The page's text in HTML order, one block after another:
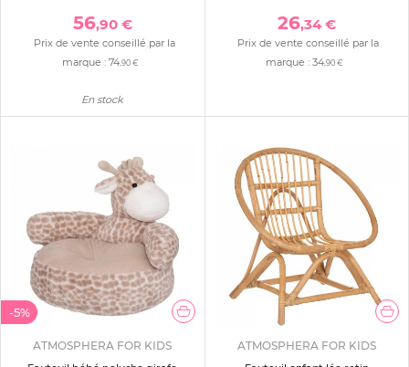
56,90 €
Prix de vente conseillé par la
marque :74 ,90 €
En stock
26,34 €
Prix de vente conseillé par la
marque :34 ,90 €
-5%
ATMOSPHERA FOR KIDS ATMOSPHERA FOR KIDS